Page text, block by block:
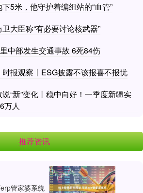
5米，他守护着编组站的“血管”
大臣称“有必要讨论核武器”
中部发生交通事故 6死84伤
报观察丨ESG披露不该报喜不报忧
“新”变化丨稳中向好！一季度新疆实
万人
推荐资讯
管家婆系统